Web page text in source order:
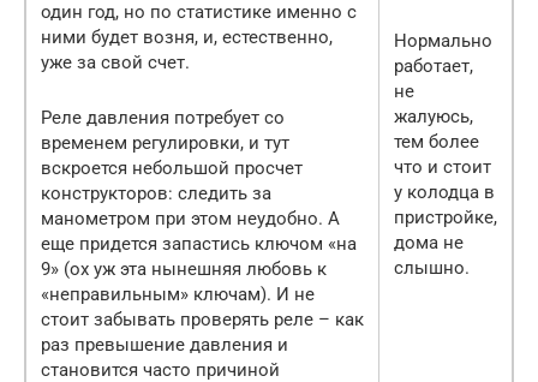
один год, но по статистике именно с
ними будет возня, и, естественно,
уже за свой счет.
Реле давления потребует со
временем регулировки, и тут
вскроется небольшой просчет
конструкторов: следить за
манометром при этом неудобно. А
еще придется запастись ключом «на
9» (ох уж эта нынешняя любовь к
«неправильным» ключам). И не
стоит забывать проверять реле – как
раз превышение давления и
становится часто причиной
Нормально
работает,
не
жалуюсь,
тем более
что и стоит
у колодца в
пристройке,
дома не
слышно.